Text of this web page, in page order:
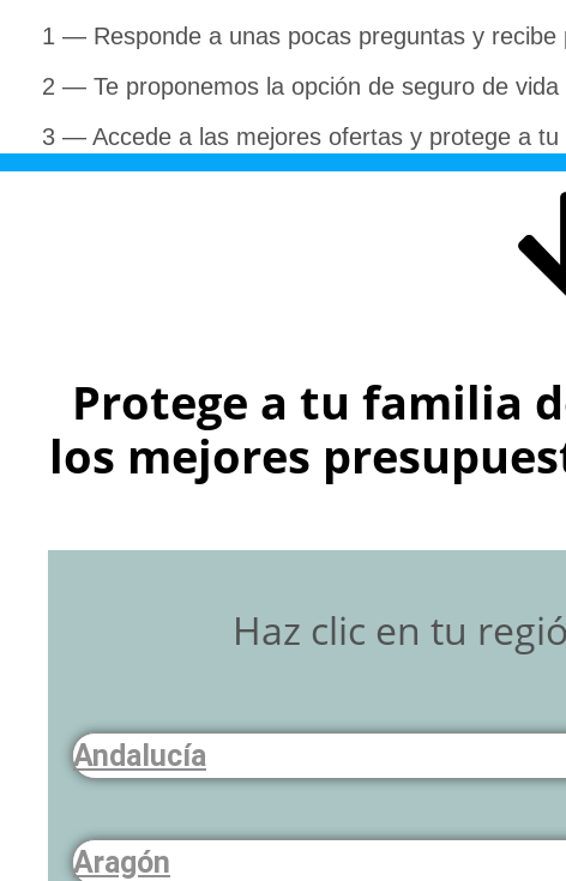
1 — Responde a unas pocas preguntas y recibe
2 — Te proponemos la opción de seguro de
3 — Accede a las mejores ofertas y protege a tu
Protege a tu familia
los mejores
Haz clic en tu
Andalucía
Aragón